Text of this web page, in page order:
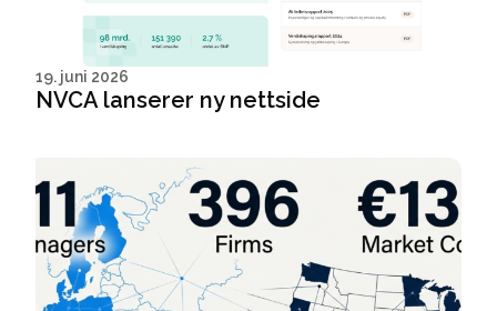
19. juni 2026
NVCA lanserer ny nettside